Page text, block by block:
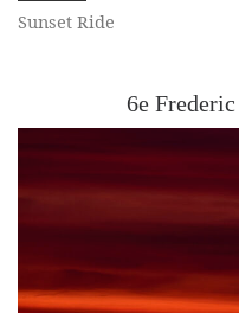
Sunset Ride
6e